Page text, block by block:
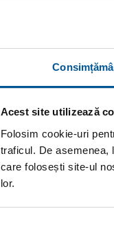
Acest site utilizează
Folosim cookie-uri
traficul. De asemenea,
care folosești site-ul
lor.